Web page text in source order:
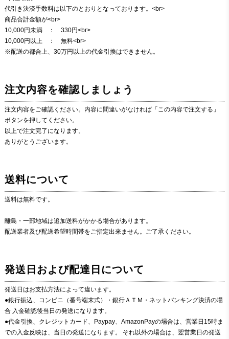
代引き決済手数料は以下のとおりとなっております。<br>
商品合計金額が<br>
10,000円未満 ： 330円<br>
10,000円以上 ： 無料<br>
※配送の都合上、30万円以上の代金引換はできません。
注文内容を確認しましょう
注文内容をご確認ください。内容に間違いがなければ「この内容で注文する」
ボタンを押してください。
以上で注文完了になります。
ありがとうございます。
送料について
送料は無料です。
離島・一部地域は追加送料がかかる場合があります。
配送業者及び配送希望時間帯をご指定出来ません。ご了承ください。
発送日および配達日について
発送日はお支払方法によって違います。
●銀行振込、コンビニ（番号端末式）・銀行ＡＴＭ・ネットバンキング決済の場
合 入金確認後当日の発送になります。
●代金引換、クレジットカード、Paypay、AmazonPayの場合は、営業日15時ま
での入金反映は、当日の発送になります。 それ以外の場合は、翌営業日の発送